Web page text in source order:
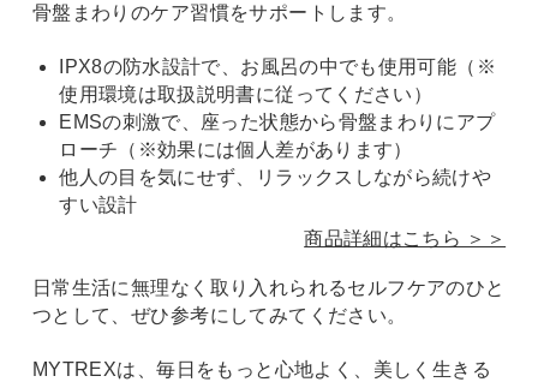
骨盤まわりのケア習慣をサポートします。
IPX8の防水設計で、お風呂の中でも使用可能（※
使用環境は取扱説明書に従ってください）
EMSの刺激で、座った状態から骨盤まわりにアプ
ローチ（※効果には個人差があります）
他人の目を気にせず、リラックスしながら続けや
すい設計
商品詳細はこちら ＞＞
日常生活に無理なく取り入れられるセルフケアのひと
つとして、ぜひ参考にしてみてください。
MYTREXは、毎日をもっと心地よく、美しく生きる